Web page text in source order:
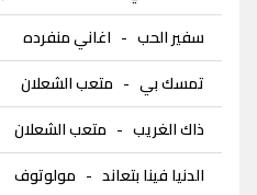
سفير الحب - اغاني منفرده
تمسك بي - متعب الشعلان
ذاك الغريب - متعب الشعلان
الدنيا فينا بتعاند - مولوتوف